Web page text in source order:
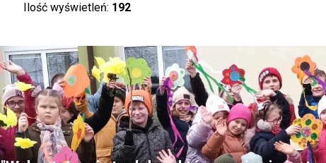
Ilość wyświetleń: 192